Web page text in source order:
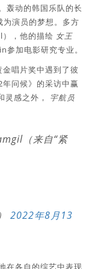
轰动的韩国乐队的长
演员的梦想。多方
），他的描绘 女王
参加电影研究专业。
唱片奖中遇到了彼
问候》的采访中赢
灵感之外， 宇航员
（来自“紧
2022年8月13
在各自的综艺中表现